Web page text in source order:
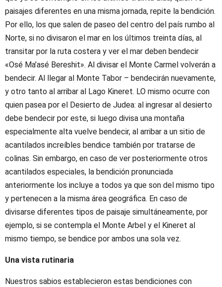
paisajes diferentes en una misma jornada, repite la bendición.
Por ello, los que salen de paseo del centro del país rumbo al
Norte, si no divisaron el mar en los últimos treinta días, al
transitar por la ruta costera y ver el mar deben bendecir
«Osé Ma’asé Bereshit». Al divisar el Monte Carmel volverán a
bendecir. Al llegar al Monte Tabor – bendecirán nuevamente,
y otro tanto al arribar al Lago Kineret. LO mismo ocurre con
quien pasea por el Desierto de Judea: al ingresar al desierto
debe bendecir por este, si luego divisa una montaña
especialmente alta vuelve bendecir, al arribar a un sitio de
acantilados increíbles bendice también por tratarse de
colinas. Sin embargo, en caso de ver posteriormente otros
acantilados especiales, la bendición pronunciada
anteriormente los incluye a todos ya que son del mismo tipo
y pertenecen a la misma área geográfica. En caso de
divisarse diferentes tipos de paisaje simultáneamente, por
ejemplo, si se contempla el Monte Arbel y el Kineret al
mismo tiempo, se bendice por ambos una sola vez.
Una vista rutinaria
Nuestros sabios establecieron estas bendiciones con